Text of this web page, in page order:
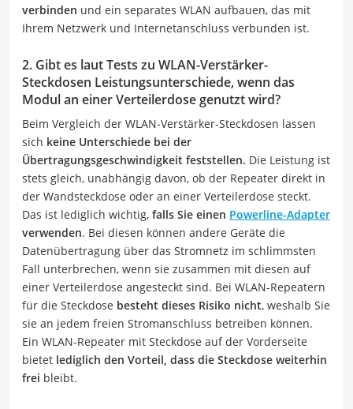
verbinden und ein separates WLAN aufbauen, das mit
Ihrem Netzwerk und Internetanschluss verbunden ist.
2. Gibt es laut Tests zu WLAN-Verstärker-
Steckdosen Leistungsunterschiede, wenn das
Modul an einer Verteilerdose genutzt wird?
Beim Vergleich der WLAN-Verstärker-Steckdosen lassen
sich keine Unterschiede bei der
Übertragungsgeschwindigkeit feststellen. Die Leistung ist
stets gleich, unabhängig davon, ob der Repeater direkt in
der Wandsteckdose oder an einer Verteilerdose steckt.
Das ist lediglich wichtig, falls Sie einen Powerline-Adapter
verwenden. Bei diesen können andere Geräte die
Datenübertragung über das Stromnetz im schlimmsten
Fall unterbrechen, wenn sie zusammen mit diesen auf
einer Verteilerdose angesteckt sind. Bei WLAN-Repeatern
für die Steckdose besteht dieses Risiko nicht, weshalb Sie
sie an jedem freien Stromanschluss betreiben können.
Ein WLAN-Repeater mit Steckdose auf der Vorderseite
bietet lediglich den Vorteil, dass die Steckdose weiterhin
frei bleibt.